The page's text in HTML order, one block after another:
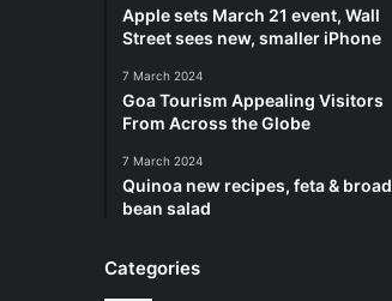
Apple sets March 21 event, Wall
Street sees new, smaller iPhone
7 March 2024
Goa Tourism Appealing Visitors
From Across the Globe
7 March 2024
Quinoa new recipes, feta & broad
bean salad
Categories